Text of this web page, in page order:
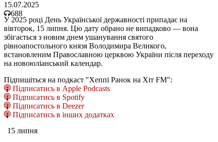
15.07.2025
688
У 2025 році День Української державності припадає на
вівторок, 15 липня. Цю дату обрано не випадково — вона
збігається з новим днем ушанування святого
рівноапостольного князя Володимира Великого,
встановленим Православною церквою України після переходу
на новоюліанський календар.
Підпишіться на подкаст "Хеппі Ранок на Хіт FM":
Підписатись в Apple Podcasts
Підписатись в Spotify
Підписатись в Deezer
Підписатись в інших додатках
15 липня